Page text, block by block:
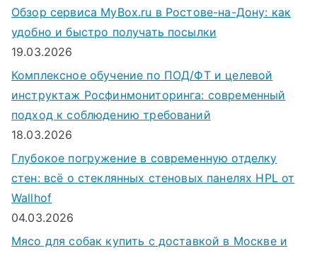
Обзор сервиса MyBox.ru в Ростове-на-Дону: как
удобно и быстро получать посылки
19.03.2026
Комплексное обучение по ПОД/ФТ и целевой
инструктаж Росфинмониторинга: современный
подход к соблюдению требований
18.03.2026
Глубокое погружение в современную отделку
стен: всё о стеклянных стеновых панелях HPL от
Wallhof
04.03.2026
Мясо для собак купить с доставкой в Москве и